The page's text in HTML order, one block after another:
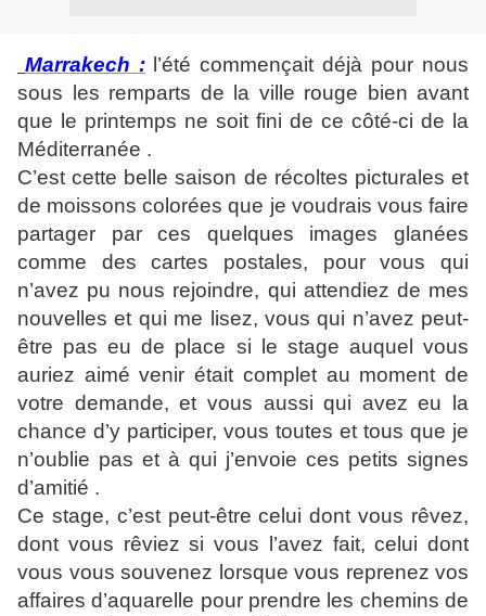
Marrakech : l’été commençait déjà pour nous
sous les remparts de la ville rouge bien avant
que le printemps ne soit fini de ce côté-ci de la
Méditerranée .
C’est cette belle saison de récoltes picturales et
de moissons colorées que je voudrais vous faire
partager par ces quelques images glanées
comme des cartes postales, pour vous qui
n’avez pu nous rejoindre, qui attendiez de mes
nouvelles et qui me lisez, vous qui n’avez peut-
être pas eu de place si le stage auquel vous
auriez aimé venir était complet au moment de
votre demande, et vous aussi qui avez eu la
chance d’y participer, vous toutes et tous que je
n’oublie pas et à qui j’envoie ces petits signes
d’amitié .
Ce stage, c’est peut-être celui dont vous rêvez,
dont vous rêviez si vous l’avez fait, celui dont
vous vous souvenez lorsque vous reprenez vos
affaires d’aquarelle pour prendre les chemins de